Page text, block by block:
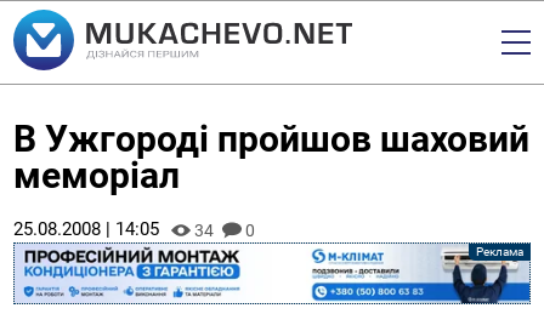
В Ужгороді пройшов шаховий
меморіал
25.08.2008 | 14:05 34 0